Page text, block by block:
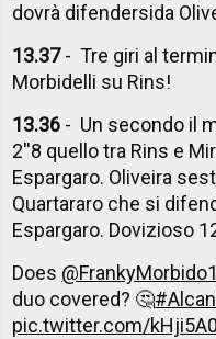
dovrà difendersida
13.37- Tre giri al
Morbidelli su Rins!
13.36 - Un secondo il
2''8 quello tra Rins e
Espargaro. Oliveira
Quartararo che si
Espargaro. Dovizioso
Does
duo covered? 🤔
pic.twitter.com/